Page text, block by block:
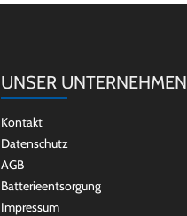
UNSER UNTERNEHMEN
Kontakt
Datenschutz
AGB
Batterieentsorgung
Impressum